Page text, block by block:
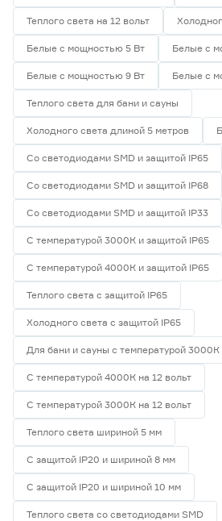
Теплого света на 12 вольт
Белые с мощностью 5 Вт Белые с
Белые с мощностью 9 Вт Белые с
Теплого света для бани и сауны
Холодного света длиной 5 метров
Со светодиодами SMD и защитой IP65
Со светодиодами SMD и защитой IP68
Со светодиодами SMD и защитой IP33
С температурой 3000К и защитой IP65
С температурой 4000К и защитой IP65
Теплого света с защитой IP65
Холодного света с защитой IP65
Для бани и сауны с температурой 3000К
С температурой 4000К на 12 вольт
С температурой 3000К на 12 вольт
Теплого света шириной 5 мм
С защитой IP20 и шириной 8 мм
С защитой IP20 и шириной 10 мм
Теплого света со светодиодами SMD